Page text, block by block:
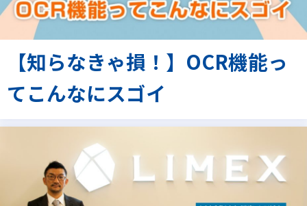
【知らなきゃ損！】OCR機能っ
てこんなにスゴイ